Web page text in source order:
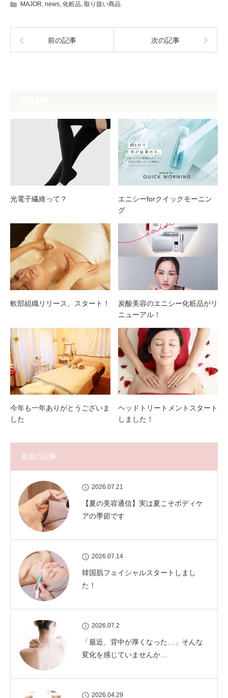
MAJOR, news, 化粧品, 取り扱い商品
前の記事 次の記事
光電子繊維って？
エニシーforクイックモーニン
グ
軟部組織リリース、スタート！
炭酸美容のエニシー化粧品がリ
ニューアル！
今年も一年ありがとうございま
した
ヘッドトリートメントスタート
しました！
最近の記事
2026.07.21
【夏の美容通信】実は夏こそボディケ
アの季節です
2026.07.14
韓国肌フェイシャルスタートしまし
た！
2026.07.2
「最近、背中が厚くなった…」そんな
変化を感じていませんか…
2026.04.29